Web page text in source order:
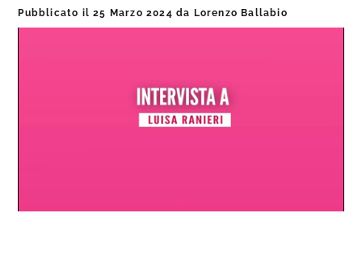
Pubblicato il25 Marzo 2024 da Lorenzo Ballabio
0%
0%